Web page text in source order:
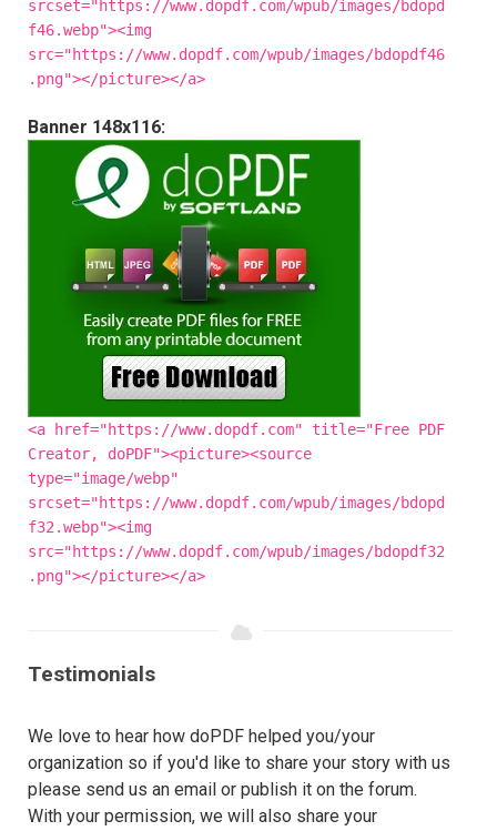
srcset="https://www.dopdf.com/wpub/images/bdopd
f46.webp"><img
src="https://www.dopdf.com/wpub/images/bdopdf46
.png"></picture></a>
Banner 148x116:
<a href="https://www.dopdf.com" title="Free PDF
Creator, doPDF"><picture><source
type="image/webp"
srcset="https://www.dopdf.com/wpub/images/bdopd
f32.webp"><img
src="https://www.dopdf.com/wpub/images/bdopdf32
.png"></picture></a>
Testimonials
We love to hear how doPDF helped you/your
organization so if you'd like to share your story with us
please send us an email or publish it on the forum.
With your permission, we will also share your